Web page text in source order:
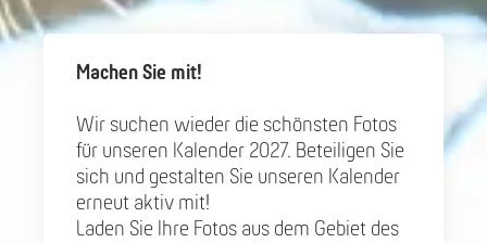
Machen Sie mit!
Wir suchen wieder die schönsten Fotos
für unseren Kalender 2027. Beteiligen Sie
sich und gestalten Sie unseren Kalender
erneut aktiv mit!
Laden Sie Ihre Fotos aus dem Gebiet des